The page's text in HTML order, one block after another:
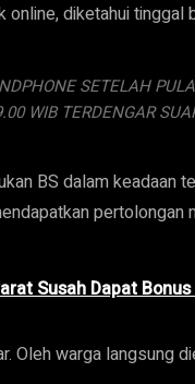
diketahui
SETELAH
WIB TERDENGAR
BS dalam keadaan
pertolongan
Susah Dapat
Oleh warga langsung